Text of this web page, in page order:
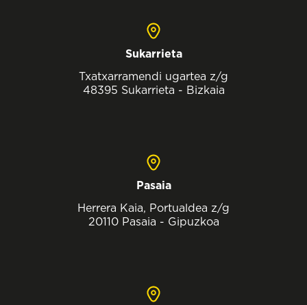
Sukarrieta
Txatxarramendi ugartea z/g
48395 Sukarrieta - Bizkaia
Pasaia
Herrera Kaia, Portualdea z/g
20110 Pasaia - Gipuzkoa